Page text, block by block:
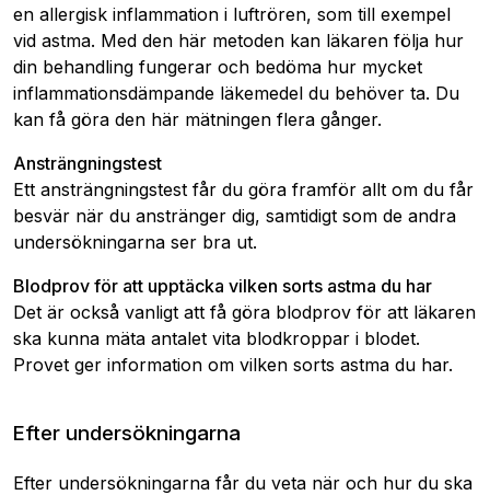
en allergisk inflammation i luftrören, som till exempel
vid astma. Med den här metoden kan läkaren följa hur
din behandling fungerar och bedöma hur mycket
inflammationsdämpande läkemedel du behöver ta. Du
kan få göra den här mätningen flera gånger.
Ansträngningstest
Ett ansträngningstest får du göra framför allt om du får
besvär när du anstränger dig, samtidigt som de andra
undersökningarna ser bra ut.
Blodprov för att upptäcka vilken sorts astma du har
Det är också vanligt att få göra blodprov för att läkaren
ska kunna mäta antalet vita blodkroppar i blodet.
Provet ger information om vilken sorts astma du har.
Efter undersökningarna
Efter undersökningarna får du veta när och hur du ska